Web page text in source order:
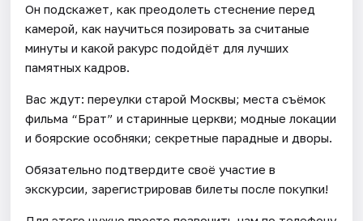
Он подскажет, как преодолеть стеснение перед
камерой, как научиться позировать за считаные
минуты и какой ракурс подойдёт для лучших
памятных кадров.
Вас ждут: переулки старой Москвы; места съёмок
фильма “Брат” и старинные церкви; модные локации
и боярские особняки; секретные парадные и дворы.
Обязательно подтвердите своё участие в
экскурсии, зарегистрировав билеты после покупки!